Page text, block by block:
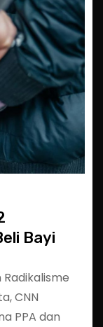
Bayi
Radikalisme
CNN
PPA dan